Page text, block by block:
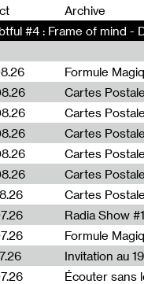
Archive
#4 : Frame of mind -
Formule
Cartes
Cartes
Cartes
Cartes
Cartes
Cartes
Formule
Invitation au
Écouter sans